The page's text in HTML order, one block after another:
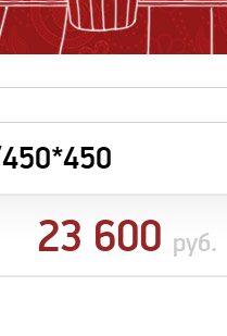
23 600 руб.